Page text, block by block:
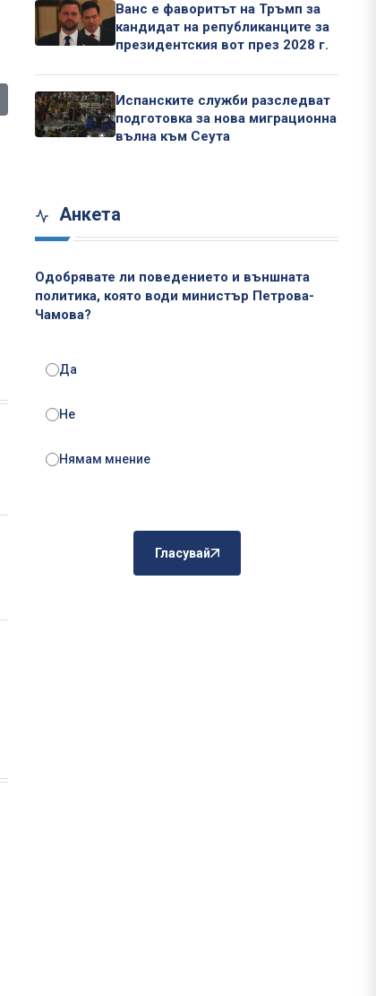
Ванс е фаворитът на Тръмп за
кандидат на републиканците за
президентския вот през 2028 г.
Испанските служби разследват
подготовка за нова миграционна
вълна към Сеута
Анкета
Одобрявате ли поведението и външната
политика, която води министър Петрова-
Чамова?
Да
Не
Нямам мнение
Гласувай